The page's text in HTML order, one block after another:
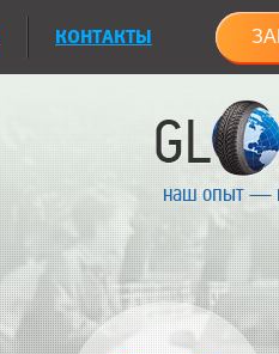
КОНТАКТЫ
наш опыт —